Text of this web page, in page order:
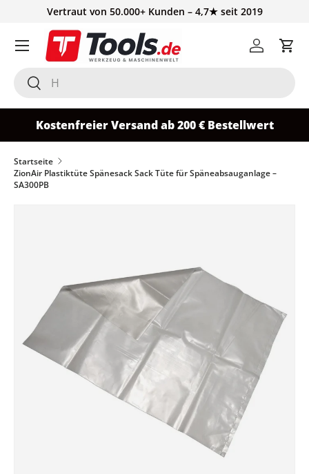
Vertraut von 50.000+ Kunden – 4,7★ seit 2019
Suchen
Suchen
Einloggen
Kostenfreier Versand ab 200 € Bestellwert
Startseite
ZionAir Plastiktüte Spänesack Sack Tüte für Späneabsauganlage –
SA300PB